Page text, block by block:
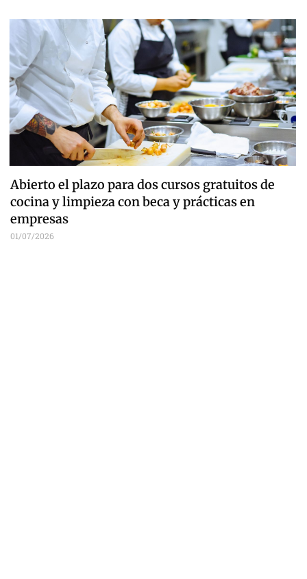
Abierto el plazo para dos cursos gratuitos de
cocina y limpieza con beca y prácticas en
empresas
01/07/2026